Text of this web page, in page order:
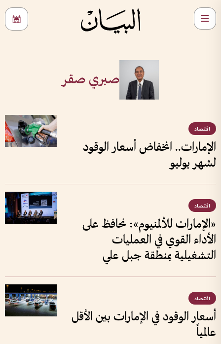
صبري صقر
اقتصاد
الإمارات.. انخفاض أسعار الوقود
لشهر يوليو
اقتصاد
«الإمارات للألمنيوم»: نحافظ على
الأداء القوي في العمليات
التشغيلية بمنطقة جبل علي
اقتصاد
أسعار الوقود في الإمارات بين الأقل
عالمياً